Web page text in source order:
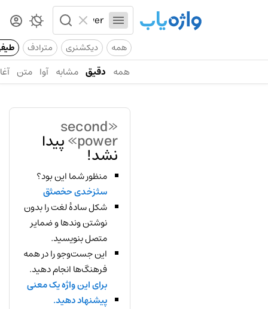
همه دیکشنری مترادف
همه دقیق مشابه آوا متن
«second
power» پیدا
نشد!
منظور شما این بود؟
سثزخدی حخصثق
شکل سادهٔ لغت را بدون
نوشتن وندها و ضمایر
متصل بنویسید.
این جست‌وجو را در همه
فرهنگ‌ها انجام دهید.
برای این واژه یک معنی
پیشنهاد دهید.